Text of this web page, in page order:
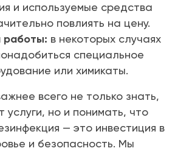
и используемые средства
повлиять на цену.
работы: в некоторых случаях
специальное
или химикаты.
всего не только знать,
услуги, но и понимать, что
— это инвестиция в
и безопасность. Мы